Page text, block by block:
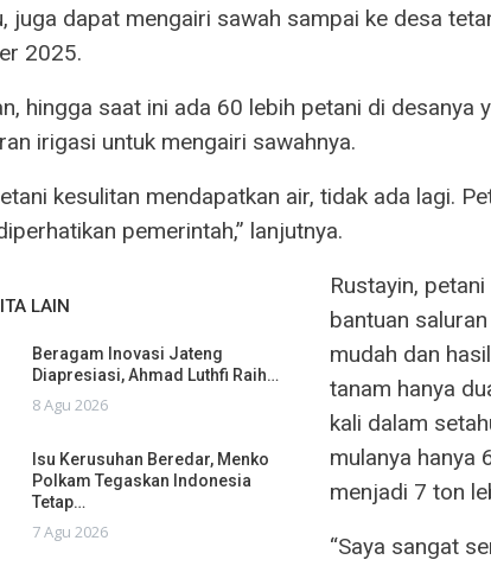
juga dapat mengairi sawah sampai ke desa
2025.
hingga saat ini ada 60 lebih petani di desanya
irigasi untuk mengairi sawahnya.
kesulitan mendapatkan air, tidak ada lagi.
pemerintah,” lanjutnya.
LAIN
Beragam Inovasi Jateng
Diapresiasi, Ahmad Luthfi Raih…
8 Agu 2026
Isu Kerusuhan Beredar, Menko
Polkam Tegaskan Indonesia
Tetap…
7 Agu 2026
Rustayin,
bantuan
mudah dan
tanam hanya
kali dalam
mulanya hanya
menjadi 7 ton
“Saya sangat